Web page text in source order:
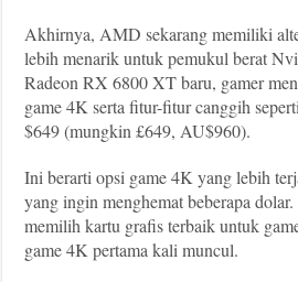
Akhirnya, AMD sekarang memiliki
lebih menarik untuk pemukul berat
Radeon RX 6800 XT baru, gamer
game 4K serta fitur-fitur canggih
$649 (mungkin £649, AU$960).
Ini berarti opsi game 4K yang lebih
yang ingin menghemat beberapa
memilih kartu grafis terbaik untuk
game 4K pertama kali muncul.